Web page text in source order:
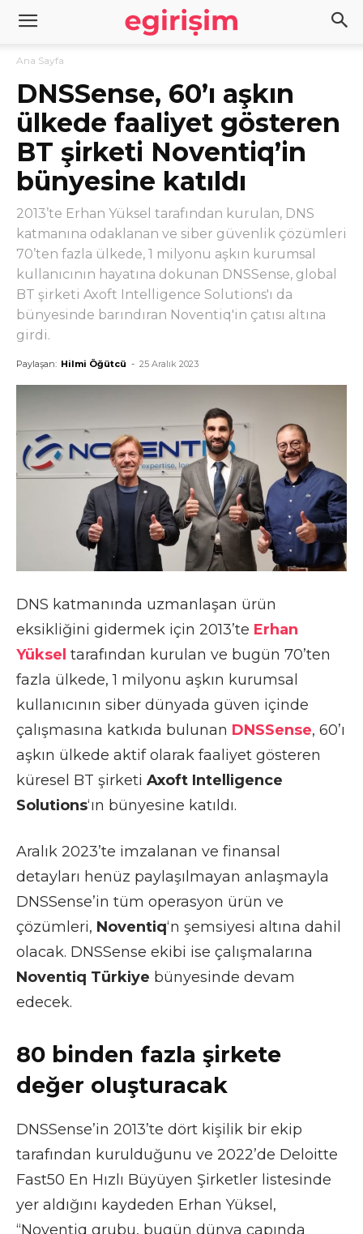
Ana Sayfa
DNSSense, 60’ı aşkın
ülkede faaliyet gösteren
BT şirketi Noventiq’in
bünyesine katıldı
2013’te Erhan Yüksel tarafından kurulan, DNS
katmanına odaklanan ve siber güvenlik çözümleri
70’ten fazla ülkede, 1 milyonu aşkın kurumsal
kullanıcının hayatına dokunan DNSSense, global
BT şirketi Axoft Intelligence Solutions'ı da
bünyesinde barındıran Noventiq'in çatısı altına
girdi.
Paylaşan: Hilmi Öğütcü - 25 Aralık 2023
DNS katmanında uzmanlaşan ürün
eksikliğini gidermek için 2013’te Erhan
Yüksel tarafından kurulan ve bugün 70’ten
fazla ülkede, 1 milyonu aşkın kurumsal
kullanıcının siber dünyada güven içinde
çalışmasına katkıda bulunan DNSSense, 60’ı
aşkın ülkede aktif olarak faaliyet gösteren
küresel BT şirketi Axoft Intelligence
Solutions‘ın bünyesine katıldı.
Aralık 2023’te imzalanan ve finansal
detayları henüz paylaşılmayan anlaşmayla
DNSSense’in tüm operasyon ürün ve
çözümleri, Noventiq‘n şemsiyesi altına dahil
olacak. DNSSense ekibi ise çalışmalarına
Noventiq Türkiye bünyesinde devam
edecek.
80 binden fazla şirkete
değer oluşturacak
DNSSense’in 2013’te dört kişilik bir ekip
tarafından kurulduğunu ve 2022’de Deloitte
Fast50 En Hızlı Büyüyen Şirketler listesinde
yer aldığını kaydeden Erhan Yüksel,
“Noventiq grubu, bugün dünya çapında